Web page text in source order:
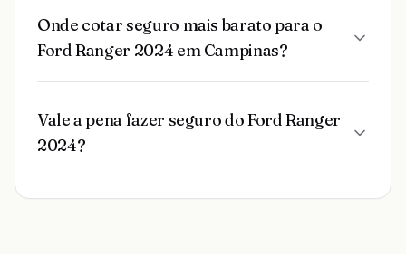
Onde cotar seguro mais barato para o
Ford Ranger 2024 em Campinas?
Vale a pena fazer seguro do Ford Ranger
2024?